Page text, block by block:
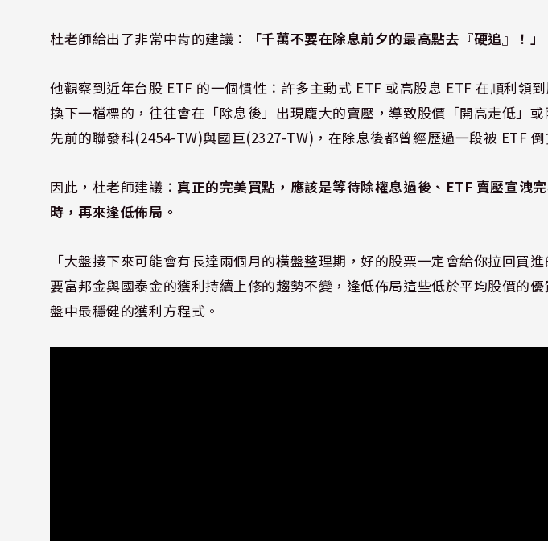
杜老師給出了非常中肯的建議： 「千萬不要在除息前夕的最高點去『硬追』！」
他觀察到近年台股 ETF 的一個慣性：許多主動式 ETF 或高股息 ETF 在順利領
換下一檔標的，往往會在「除息後」出現龐大的賣壓，導致股價「開高走低」
先前的聯發科(2454-TW)與國巨(2327-TW)，在除息後都曾經歷過一段被 ETF 倒
因此，杜老師建議： 真正的完美買點，應該是等待除權息過後、ETF 賣壓宣洩
時，再來逢低佈局。
「大盤接下來可能會有長達兩個月的橫盤整理期，好的股票一定會給你拉回買
要富邦金與國泰金的獲利持續上修的趨勢不變，逢低佈局這些低於平均股價的
盤中最穩健的獲利方程式。